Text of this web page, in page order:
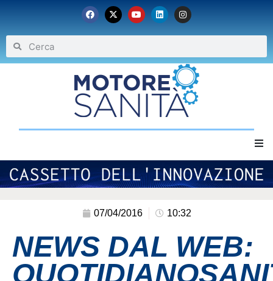
Home
Eventi
Archivio
07/04/2016 10:32
NEWS DAL WEB: